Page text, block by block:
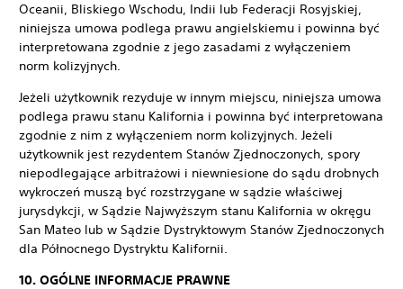
Oceanii, Bliskiego Wschodu, Indii lub Federacji Rosyjskiej,
niniejsza umowa podlega prawu angielskiemu i powinna być
interpretowana zgodnie z jego zasadami z wyłączeniem
norm kolizyjnych.
Jeżeli użytkownik rezyduje w innym miejscu, niniejsza umowa
podlega prawu stanu Kalifornia i powinna być interpretowana
zgodnie z nim z wyłączeniem norm kolizyjnych. Jeżeli
użytkownik jest rezydentem Stanów Zjednoczonych, spory
niepodlegające arbitrażowi i niewniesione do sądu drobnych
wykroczeń muszą być rozstrzygane w sądzie właściwej
jurysdykcji, w Sądzie Najwyższym stanu Kalifornia w okręgu
San Mateo lub w Sądzie Dystryktowym Stanów Zjednoczonych
dla Północnego Dystryktu Kalifornii.
10. OGÓLNE INFORMACJE PRAWNE